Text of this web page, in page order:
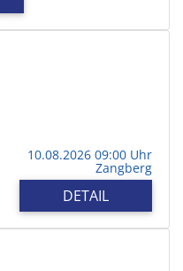
10.08.2026 09:00 Uhr
Zangberg
DETAIL